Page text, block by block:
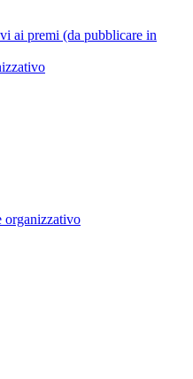
ai premi (da pubblicare in
organizzativo